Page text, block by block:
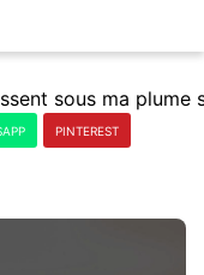
PINTEREST